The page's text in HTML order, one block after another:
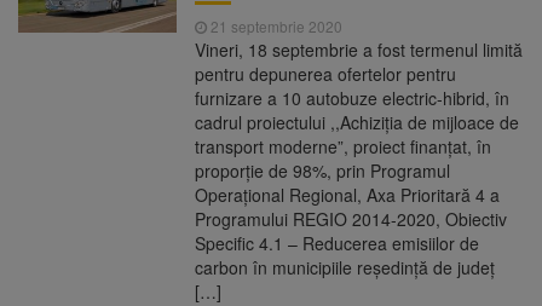
7 august 2026
Platforma Belvedere de pe
Tâmpa intră în renovare. Contract de peste 1
milion de lei și termen de trei luni
Unul dintre cele mai mari
parcuri ale Brașovului va fi amenajat în
Bartolomeu-Avantgarden. Contractul a fost
Trafic blocat pe DN1E Brașov
– Poiana Brașov după un accident. Două
persoane primesc îngrijiri medicale
21 septembrie 2020
Vineri, 18 septembrie a fost termenul limită
pentru depunerea ofertelor pentru
furnizare a 10 autobuze electric-hibrid, în
cadrul proiectului ,,Achiziția de mijloace de
transport moderne”, proiect finanțat, în
proporție de 98%, prin Programul
Operațional Regional, Axa Prioritară 4 a
Programului REGIO 2014-2020, Obiectiv
Specific 4.1 – Reducerea emisiilor de
carbon în municipiile reședință de județ
[…]